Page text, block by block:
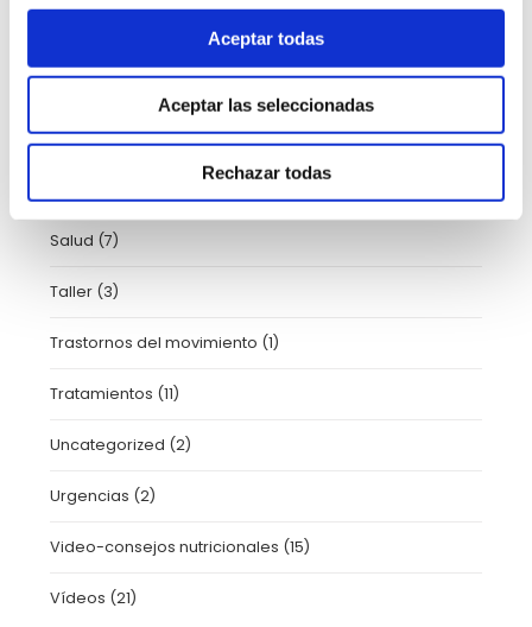
Aceptar todas
Aceptar las seleccionadas
Rechazar todas
(206)
Psicología(2)
Salud (7)
Taller (3)
Trastornos del movimiento (1)
Tratamientos (11)
Uncategorized (2)
Urgencias (2)
Video-consejos nutricionales (15)
Vídeos (21)